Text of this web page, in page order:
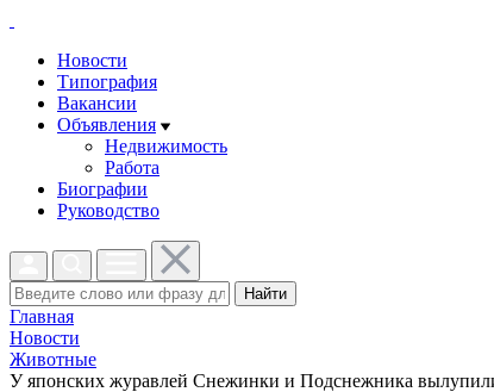
Новости
Типография
Вакансии
Объявления
Недвижимость
Работа
Биографии
Руководство
Найти
Главная
Новости
Животные
У японских журавлей Снежинки и Подснежника